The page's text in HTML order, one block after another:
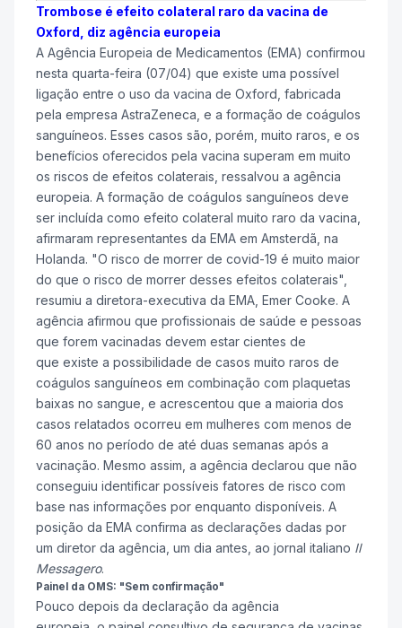
Trombose é efeito colateral raro da vacina de
Oxford, diz agência europeia
A Agência Europeia de Medicamentos (EMA) confirmou
nesta quarta-feira (07/04) que existe uma possível
ligação entre o uso da vacina de Oxford, fabricada
pela empresa AstraZeneca, e a formação de coágulos
sanguíneos. Esses casos são, porém, muito raros, e os
benefícios oferecidos pela vacina superam em muito
os riscos de efeitos colaterais, ressalvou a agência
europeia. A formação de coágulos sanguíneos deve
ser incluída como efeito colateral muito raro da vacina,
afirmaram representantes da EMA em Amsterdã, na
Holanda. "O risco de morrer de covid-19 é muito maior
do que o risco de morrer desses efeitos colaterais",
resumiu a diretora-executiva da EMA, Emer Cooke. A
agência afirmou que profissionais de saúde e pessoas
que forem vacinadas devem estar cientes de
que existe a possibilidade de casos muito raros de
coágulos sanguíneos em combinação com plaquetas
baixas no sangue, e acrescentou que a maioria dos
casos relatados ocorreu em mulheres com menos de
60 anos no período de até duas semanas após a
vacinação. Mesmo assim, a agência declarou que não
conseguiu identificar possíveis fatores de risco com
base nas informações por enquanto disponíveis. A
posição da EMA confirma as declarações dadas por
um diretor da agência, um dia antes, ao jornal italiano Il
Messagero.
Painel da OMS: "Sem confirmação"
Pouco depois da declaração da agência